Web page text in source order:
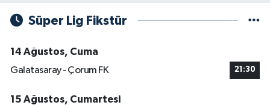
Süper Lig Fikstür
14 Ağustos, Cuma
Galatasaray - Çorum FK
21:30
15 Ağustos, Cumartesi